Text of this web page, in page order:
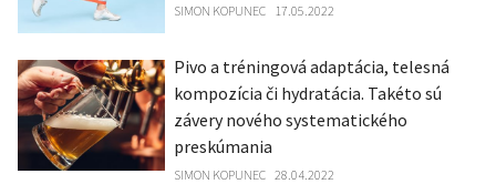
SIMON KOPUNEC 17.05.2022
Pivo a tréningová adaptácia, telesná
kompozícia či hydratácia. Takéto sú
závery nového systematického
preskúmania
SIMON KOPUNEC 28.04.2022